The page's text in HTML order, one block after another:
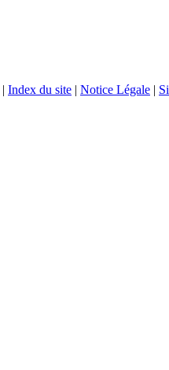
| Index du site | Notice Légale |